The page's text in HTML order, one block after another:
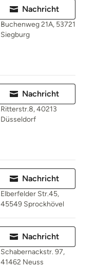
Nachricht
Buchenweg 21A, 53721
Siegburg
Nachricht
Ritterstr.8, 40213
Düsseldorf
Nachricht
Elberfelder Str.45,
45549 Sprockhövel
Nachricht
Schabernackstr. 97,
41462 Neuss